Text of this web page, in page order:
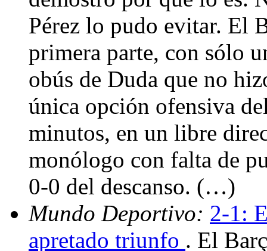
Pérez lo pudo evitar. El
primera parte, con sólo
obús de Duda que no
única opción ofensiva
minutos, en un libre
monólogo con falta de
0-0 del descanso. (…)
Mundo Deportivo: 2-1:
apretado triunfo . El